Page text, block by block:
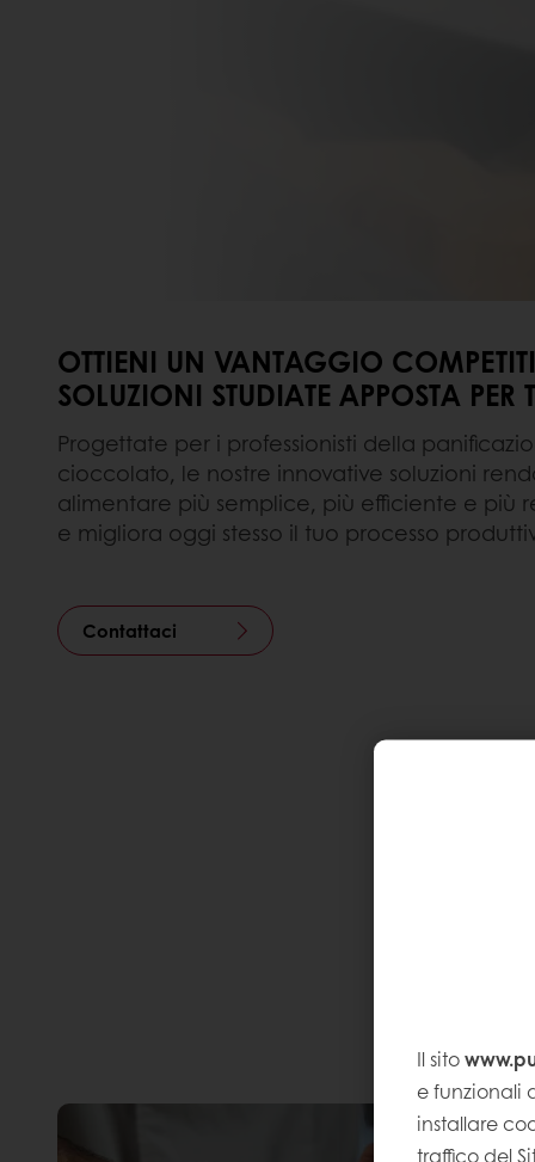
OTTIENI UN VANTAGGIO
SOLUZIONI STUDIATE APPOSTA PER
Progettate per i professionisti della
cioccolato, le nostre innovative soluzioni
alimentare più semplice, più efficiente e più
e migliora oggi stesso il tuo processo
Contattaci
Il sito
e funzionali
installare
traffico del